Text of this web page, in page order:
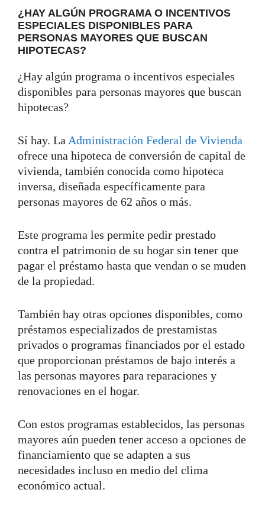
¿HAY ALGÚN PROGRAMA O INCENTIVOS
ESPECIALES DISPONIBLES PARA
PERSONAS MAYORES QUE BUSCAN
HIPOTECAS?
¿Hay algún programa o incentivos especiales
disponibles para personas mayores que buscan
hipotecas?
Sí hay. La Administración Federal de Vivienda
ofrece una hipoteca de conversión de capital de
vivienda, también conocida como hipoteca
inversa, diseñada específicamente para
personas mayores de 62 años o más.
Este programa les permite pedir prestado
contra el patrimonio de su hogar sin tener que
pagar el préstamo hasta que vendan o se muden
de la propiedad.
También hay otras opciones disponibles, como
préstamos especializados de prestamistas
privados o programas financiados por el estado
que proporcionan préstamos de bajo interés a
las personas mayores para reparaciones y
renovaciones en el hogar.
Con estos programas establecidos, las personas
mayores aún pueden tener acceso a opciones de
financiamiento que se adapten a sus
necesidades incluso en medio del clima
económico actual.